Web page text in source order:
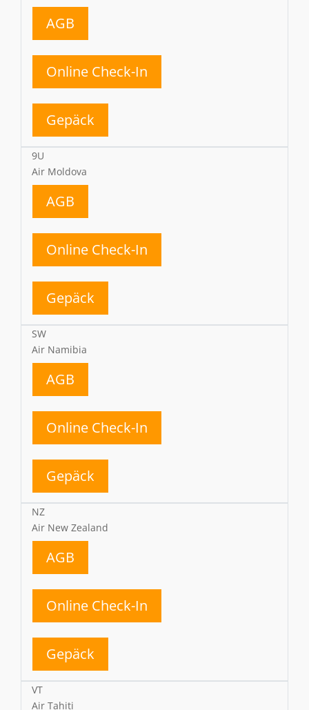
AGB
Online Check-In
Gepäck
9U
Air Moldova
AGB
Online Check-In
Gepäck
SW
Air Namibia
AGB
Online Check-In
Gepäck
NZ
Air New Zealand
AGB
Online Check-In
Gepäck
VT
Air Tahiti